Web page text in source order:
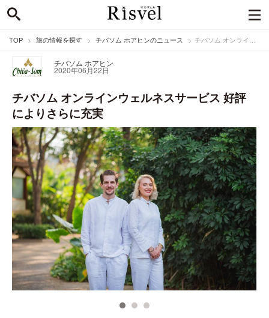
TOP 旅の情報を探す チバソム ホアヒンのニュース チバソム オンラインウェルネスサービス 好評によりさらに充実
チバソム ホアヒン
2020年06月22日
チバソム オンラインウェルネスサービス 好評
によりさらに充実